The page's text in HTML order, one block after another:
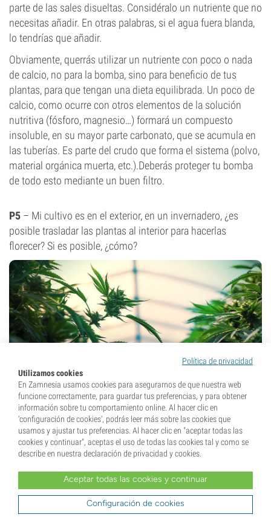
parte de las sales disueltas. Considéralo un nutriente que no
necesitas añadir. En otras palabras, si el agua fuera blanda,
lo tendrías que añadir.
Obviamente, querrás utilizar un nutriente con poco o nada
de calcio, no para la bomba, sino para beneficio de tus
plantas, para que tengan una dieta equilibrada. Un poco de
calcio, como ocurre con otros elementos de la solución
nutritiva (fósforo, magnesio…) formará un compuesto
insoluble, en su mayor parte carbonato, que se acumula en
las tuberías. Es parte del crudo que forma el sistema (polvo,
material orgánica muerta, etc.).Deberás proteger tu bomba
de todo esto mediante un buen filtro.
P5 – Mi cultivo es en el exterior, en un invernadero, ¿es
posible trasladar las plantas al interior para hacerlas
florecer? Si es posible, ¿cómo?
R5– Lo que se suele hacer es lo contrario: cultivar una
planta en el interior durante el invierno para trasladarla al
exterior en primavera, cuando ya ha crecido, y de esta
manera obtener una temprana cosecha, seguida, la mayoría
de las veces, de una cosecha tardía en el otoño. La mayoría
de las plantas jóvenes cultivadas en nuestra región son foto
periódicas: su ciclo de floración depende de la calidad de la
luz (en el otoño, debido a la posición del sol, la luz cambia
Política de privacidad
Utilizamos cookies
En Zamnesia usamos cookies para asegurarnos de que nuestra web
funcione correctamente, para guardar tus preferencias, y para obtener
información sobre tu comportamiento online. Al hacer clic en
'configuración de cookies', podrás leer más sobre las cookies que
usamos y ajustar tus preferencias. Al hacer clic en "aceptar todas las
cookies y continuar", aceptas el uso de todas las cookies tal y como se
describe en nuestra declaración de privacidad y cookies.
Aceptar todas las cookies y continuar
Configuración de cookies